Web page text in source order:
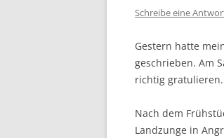
Schreibe eine
Gestern hatte
geschrieben. Am
richtig gratulieren.
Nach dem
Landzunge in